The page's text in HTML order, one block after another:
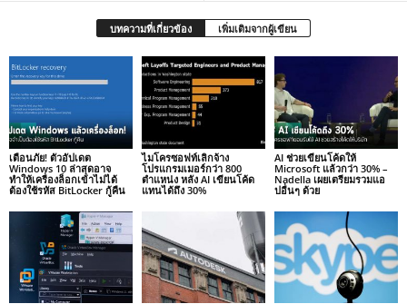
บทความที่เกี่ยวข้อง เพิ่มเติมจากผู้เขียน
เตือนภัย! ตัวอัปเดต
Windows 10 ล่าสุดอาจ
ทำให้เครื่องล็อกเข้าไม่ได้
ต้องใช้รหัส BitLocker กู้คืน
ไมโครซอฟท์เลิกจ้าง
โปรแกรมเมอร์กว่า 800
ตำแหน่ง หลัง AI เขียนโค้ด
แทนได้ถึง 30%
AI ช่วยเขียนโค้ดให้
Microsoft แล้วกว่า 30% –
Nadella เผยเตรียมรวมแอ
ปอื่นๆ ด้วย